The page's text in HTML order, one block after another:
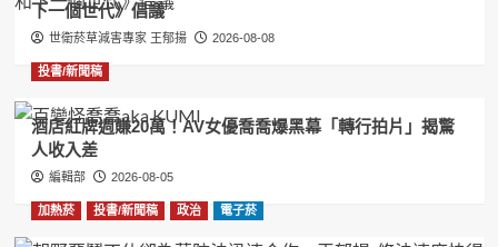
下一個世代》倡議
世衛菸草減害專家 王郁揚 2026-08-08
投書/新聞稿
酒店紅牌週賺20萬！AV女優喬喬爆黑幕「轉行拍片」揭驚
人收入差
編輯部 2026-08-05
加熱菸 投書/新聞稿 政治 電子菸